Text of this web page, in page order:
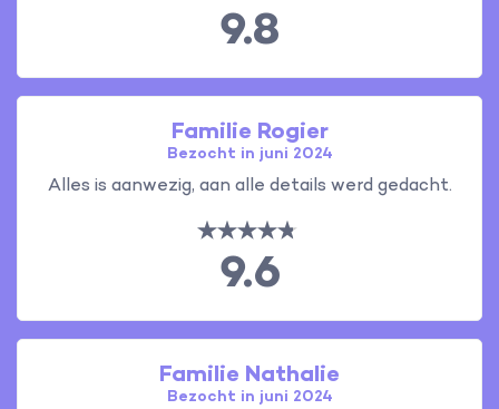
9.8
Familie Rogier
Bezocht in juni 2024
Alles is aanwezig, aan alle details werd gedacht.
9.6
Familie Nathalie
Bezocht in juni 2024